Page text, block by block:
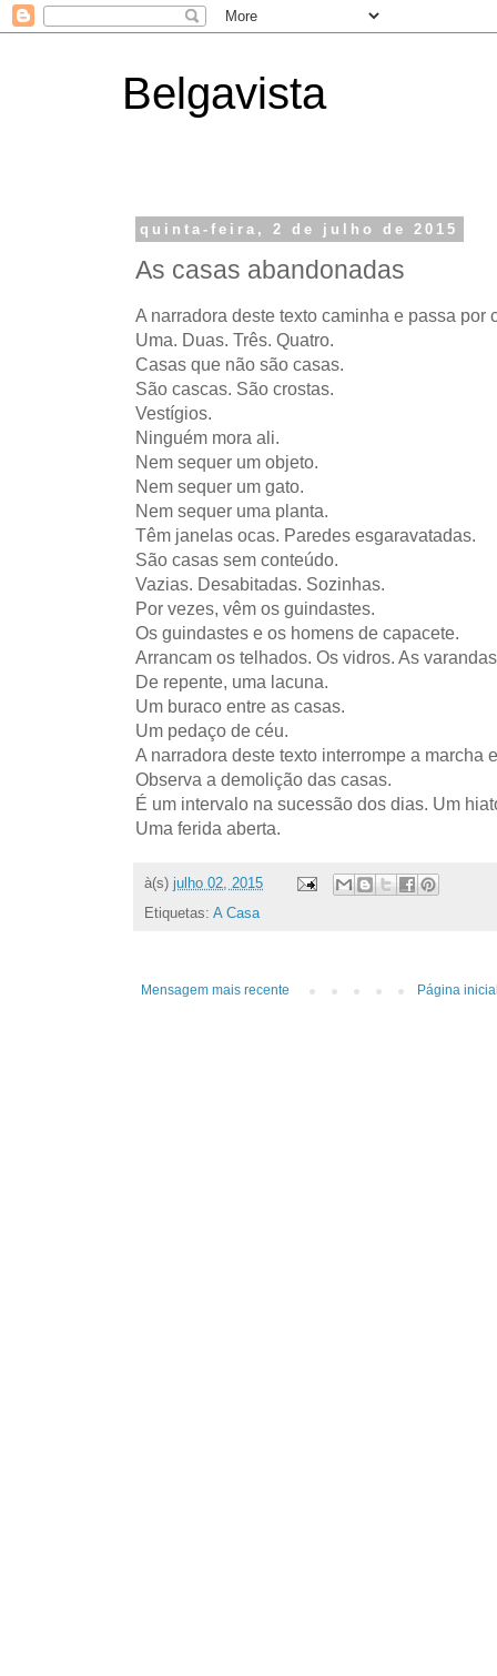
Belgavista
quinta-feira, 2 de julho de 2015
As casas abandonadas
A narradora deste texto caminha e passa por
Uma. Duas. Três. Quatro.
Casas que não são casas.
São cascas. São crostas.
Vestígios.
Ninguém mora ali.
Nem sequer um objeto.
Nem sequer um gato.
Nem sequer uma planta.
Têm janelas ocas. Paredes esgaravatadas.
São casas sem conteúdo.
Vazias. Desabitadas. Sozinhas.
Por vezes, vêm os guindastes.
Os guindastes e os homens de capacete.
Arrancam os telhados. Os vidros. As
De repente, uma lacuna.
Um buraco entre as casas.
Um pedaço de céu.
A narradora deste texto interrompe a marcha
Observa a demolição das casas.
É um intervalo na sucessão dos dias. Um
Uma ferida aberta.
à(s) julho 02, 2015
Etiquetas: A Casa
Mensagem mais recente Página